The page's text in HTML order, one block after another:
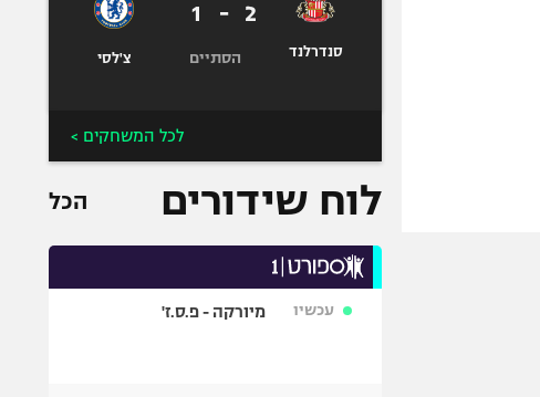
סנדרלנד
2
-
1
הסתיים צ'לסי
לכל המשחקים >
לוח שידורים הכל
עכשיו מיורקה - פ.ס.ז'